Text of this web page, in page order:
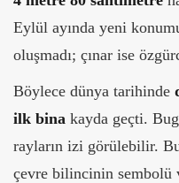
Eylül ayında yeni
oluşmadı; çınar ise
Böylece dünya tarihinde
ilk bina kayda geçti.
rayların izi görülebilir.
çevre bilincinin sembolü